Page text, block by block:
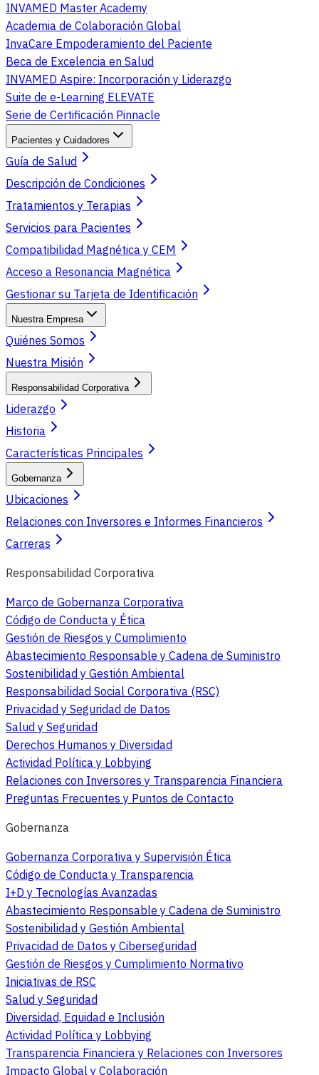
INVAMED Master Academy
Academia de Colaboración Global
InvaCare Empoderamiento del Paciente
Beca de Excelencia en Salud
INVAMED Aspire: Incorporación y Liderazgo
Suite de e-Learning ELEVATE
Serie de Certificación Pinnacle
Pacientes y Cuidadores
Guía de Salud
Descripción de Condiciones
Tratamientos y Terapias
Servicios para Pacientes
Compatibilidad Magnética y CEM
Acceso a Resonancia Magnética
Gestionar su Tarjeta de Identificación
Nuestra Empresa
Quiénes Somos
Nuestra Misión
Responsabilidad Corporativa
Liderazgo
Historia
Características Principales
Gobernanza
Ubicaciones
Relaciones con Inversores e Informes Financieros
Carreras
Responsabilidad Corporativa
Marco de Gobernanza Corporativa
Código de Conducta y Ética
Gestión de Riesgos y Cumplimiento
Abastecimiento Responsable y Cadena de Suministro
Sostenibilidad y Gestión Ambiental
Responsabilidad Social Corporativa (RSC)
Privacidad y Seguridad de Datos
Salud y Seguridad
Derechos Humanos y Diversidad
Actividad Política y Lobbying
Relaciones con Inversores y Transparencia Financiera
Preguntas Frecuentes y Puntos de Contacto
Gobernanza
Gobernanza Corporativa y Supervisión Ética
Código de Conducta y Transparencia
I+D y Tecnologías Avanzadas
Abastecimiento Responsable y Cadena de Suministro
Sostenibilidad y Gestión Ambiental
Privacidad de Datos y Ciberseguridad
Gestión de Riesgos y Cumplimiento Normativo
Iniciativas de RSC
Salud y Seguridad
Diversidad, Equidad e Inclusión
Actividad Política y Lobbying
Transparencia Financiera y Relaciones con Inversores
Impacto Global y Colaboración